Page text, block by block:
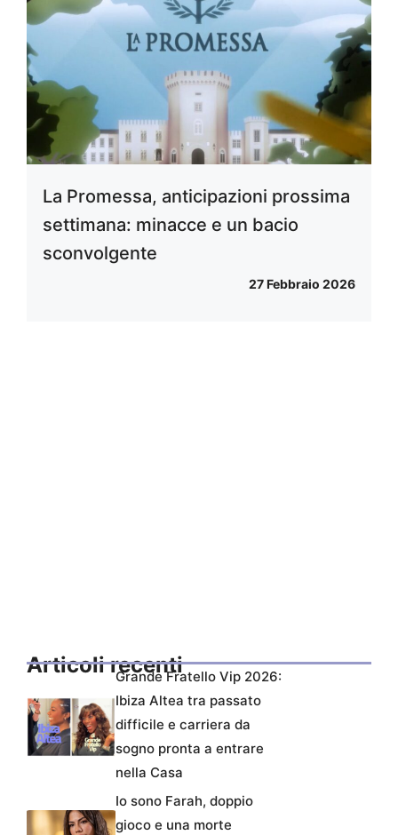
La Promessa, anticipazioni prossima
settimana: minacce e un bacio
sconvolgente
27 Febbraio 2026
Articoli recentiGrande Fratello Vip 2026:
Ibiza Altea tra passato
difficile e carriera da
sogno pronta a entrare
nella Casa
Io sono Farah, doppio
gioco e una morte